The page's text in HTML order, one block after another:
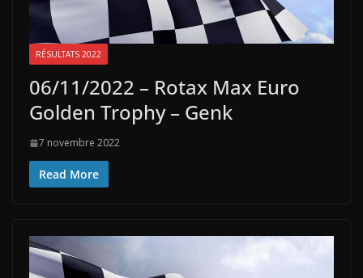
RÉSULTATS 2022
06/11/2022 – Rotax Max Euro
Golden Trophy – Genk
7 novembre 2022
Read More